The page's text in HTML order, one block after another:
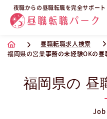
夜職からの昼職転職を完全サポート
昼職転職求人検索
福岡県の営業事務の未経験OKの昼
福岡県の 昼
Job